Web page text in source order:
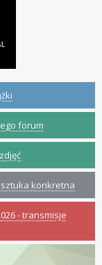
forum
konkretna
- transmisje